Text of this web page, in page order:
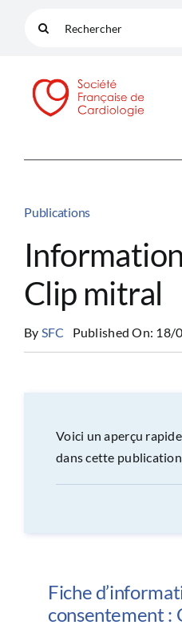
Rechercher:
Publications
Clip mitral
By SFC Published On: 18/
Voici un aperçu
dans cette
Fiche
consentement :